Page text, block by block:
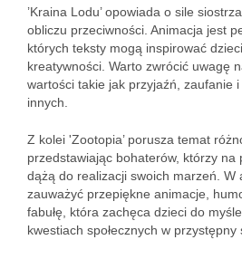
’Kraina Lodu’ opowiada o sile
obliczu przeciwności. Animacja jest
których teksty mogą inspirować
kreatywności. Warto zwrócić uwagę
wartości takie jak przyjaźń, zaufanie
innych.
Z kolei 'Zootopia’ porusza temat
przedstawiając bohaterów, którzy na
dążą do realizacji swoich marzeń. W
zauważyć przepiękne animacje,
fabułę, która zachęca dzieci do
kwestiach społecznych w przystępny